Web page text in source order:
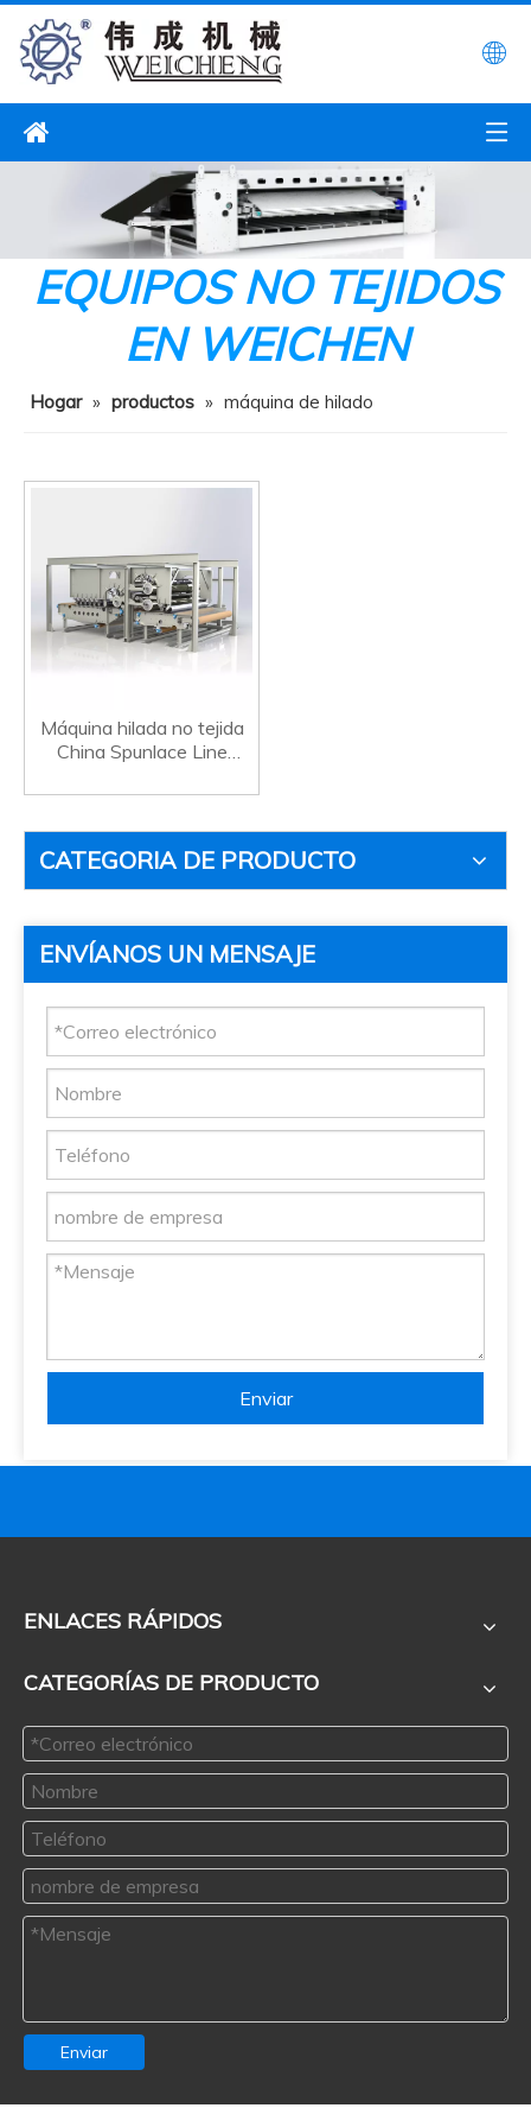
EQUIPOS NO TEJIDOS
EN WEICHEN
Hogar » productos » máquina de hilado
Máquina hilada no tejida
China Spunlace Line
CATEGORIA DE PRODUCTO
ENVÍANOS UN MENSAJE
Enviar
ENLACES RÁPIDOS
CATEGORÍAS DE PRODUCTO
Enviar